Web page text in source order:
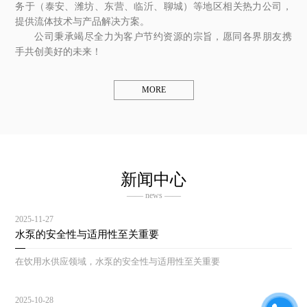
务于（泰安、潍坊、东营、临沂、聊城）等地区相关热力公司，
提供流体技术与产品解决方案。
公司秉承竭尽全力为客户节约资源的宗旨，愿同各界朋友携
手共创美好的未来！
MORE
新闻中心
—— news ——
2025-11-27
水泵的安全性与适用性至关重要
在饮用水供应领域，水泵的安全性与适用性至关重要
2025-10-28